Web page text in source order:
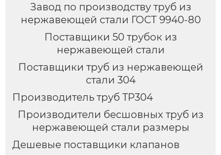
Завод по производству труб из
нержавеющей стали ГОСТ 9940-80
Поставщики 50 трубок из
нержавеющей стали
Поставщики труб из нержавеющей
стали 304
Производитель труб TP304
Производители бесшовных труб из
нержавеющей стали размеры
Дешевые поставщики клапанов